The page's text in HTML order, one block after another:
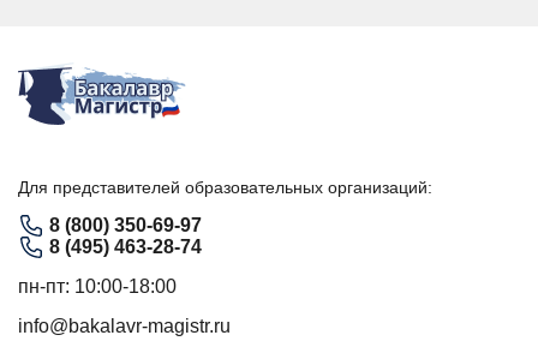
Для представителей образовательных организаций:
8 (800) 350-69-97
8 (495) 463-28-74
пн-пт: 10:00-18:00
info@bakalavr-magistr.ru